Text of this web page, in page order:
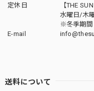
定休日
【THE
水曜日/木
※冬季期
E-mail
送料について